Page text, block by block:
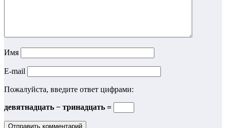
Имя
E-mail
Пожалуйста, введите ответ цифрами:
девятнадцать − тринадцать =